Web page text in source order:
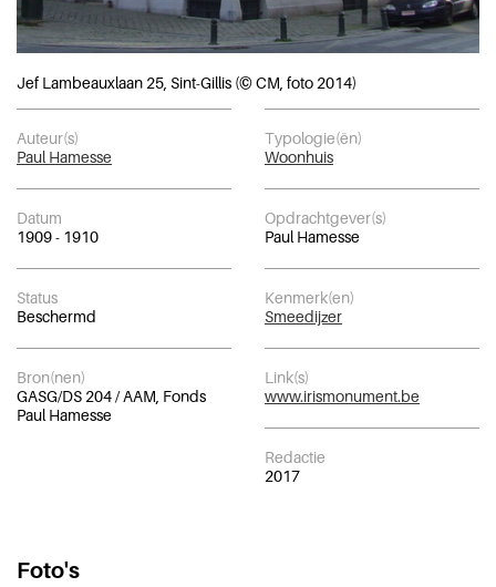
Jef Lambeauxlaan 25, Sint-Gillis (© CM, foto 2014)
Auteur(s)
Paul Hamesse
Typologie(ën)
Woonhuis
Datum
1909 - 1910
Opdrachtgever(s)
Paul Hamesse
Status
Beschermd
Kenmerk(en)
Smeedijzer
Bron(nen)
GASG/DS 204 / AAM, Fonds
Paul Hamesse
Link(s)
www.irismonument.be
Redactie
2017
Foto's